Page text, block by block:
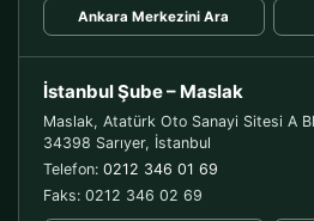
Ankara Merkezini Ara
İstanbul Şube – Maslak
Maslak, Atatürk Oto Sanayi Sitesi A
34398 Sarıyer, İstanbul
Telefon: 0212 346 01 69
Faks: 0212 346 02 69